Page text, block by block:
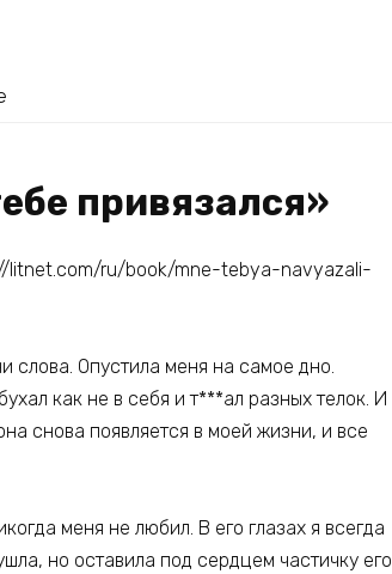
привязался»
ru/book/mne-tebya-navyazali-
слова. Опустила меня на самое дно.
как не в себя и т***ал разных телок. И
снова появляется в моей жизни, и все
меня не любил. В его глазах я всегда
но оставила под сердцем частичку его